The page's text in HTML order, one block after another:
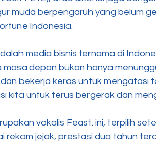
muda berpengaruh yang belum
Indonesia.
media bisnis ternama di
masa depan bukan hanya
bekerja keras untuk mengatasi
kita untuk terus bergerak dan
vokalis Feast. ini, terpilih
rekam jejak, prestasi dua tahun